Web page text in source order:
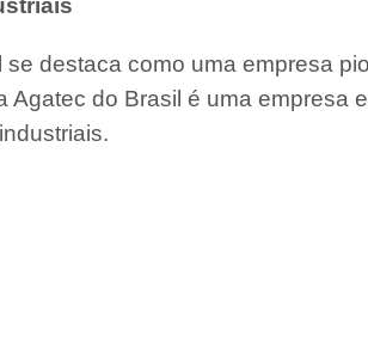
destaca como uma empresa
Agatec do Brasil é uma empresa